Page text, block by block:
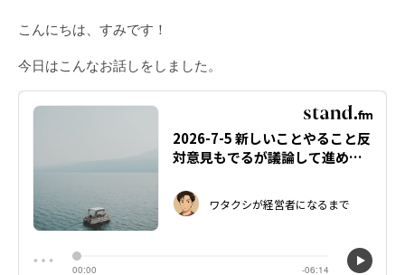
こんにちは、すみです！
今日はこんなお話しをしました。